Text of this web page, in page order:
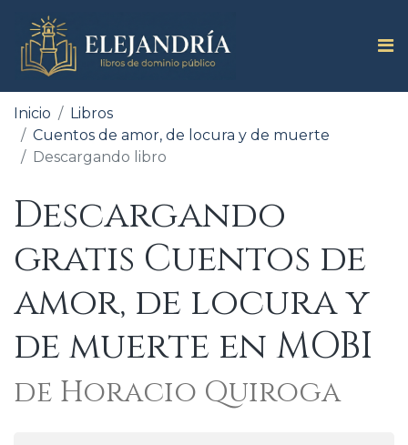
Inicio
Libros
Cuentos de amor, de locura y de muerte
Descargando libro
Descargando
gratis Cuentos de
amor, de locura y
de muerte en MOBI
de Horacio Quiroga